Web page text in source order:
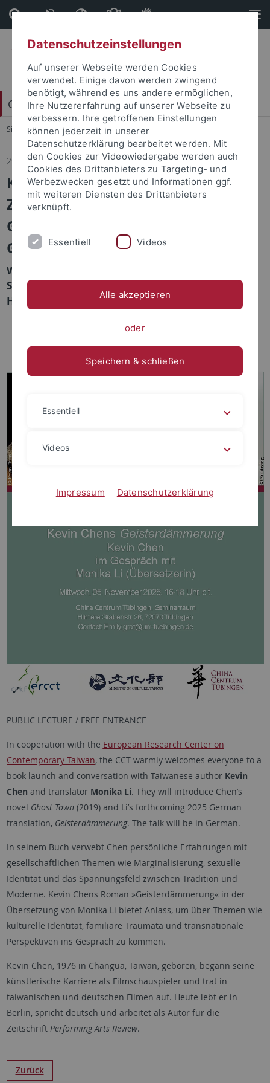
Direkt
zum
Inhalt
Direkt
zur
Fußleiste
China Centrum Tübingen (CCT)
Sie sind hier: Startseite ... Aktuelles
29.10.2025
Kevin Chen und Monika Li,
Zwischen Welten: Taiwanische
Geister in Kevin Chens
Geisterdämmerung
Wednesday, November 05, 2025, 16:00-18:00 c.t.,
Seminarraum, China Centrum Tübingen(CCT),
Hintere Grabenstr. 26, 72070 Tübingen
PUBLIC LECTURE / FREE ENTRANCE
In cooperation with the European Research Center on
Contemporary Taiwan, the CCT warmly welcomes everyone to a
book launch and conversation with Taiwanese author Kevin
Chen and translator Monika Li. They will introduce Chen’s
novel Ghost Town (2019) and Li’s forthcoming 2025 German
translation, Geisterdämmerung. The talk will be in German.
In seinem Buch verwebt Chen persönliche Erfahrungen mit
gesellschaftlichen Themen wie Marginalisierung, sexuelle
Identität und das Spannungsfeld zwischen Tradition und
Moderne. Kevin Chens Roman »Geisterdämmerung« in der
Übersetzung von Monika Li bietet Anlass, um über Themen wie
kulturelle Identität, familiäre Traumata und transnationale
Perspektiven ins Gespräch zu kommen.
Kevin Chen, 1976 in Changua, Taiwan, geboren, begann seine
künstlerische Karriere als Filmschauspieler und trat in
taiwanischen und deutschen Filmen auf. Heute lebt er in
Berlin, spricht deutsch und arbeitet als Autor für die
Zeitschrift Performing Arts Review.
Zurück
Datenschutzeinstellungen
Auf unserer Webseite werden Cookies
verwendet. Einige davon werden zwingend
benötigt, während es uns andere ermöglichen,
Ihre Nutzererfahrung auf unserer Webseite zu
verbessern. Ihre getroffenen Einstellungen
können jederzeit in unserer
Datenschutzerklärung bearbeitet werden. Mit
den Cookies zur Videowiedergabe werden auch
Cookies des Drittanbieters zu Targeting- und
Werbezwecken gesetzt und Informationen ggf.
mit weiteren Diensten des Drittanbieters
verknüpft.
Essentiell Videos
Alle akzeptieren
oder
Speichern & schließen
Essentiell
Videos
Impressum Datenschutzerklärung